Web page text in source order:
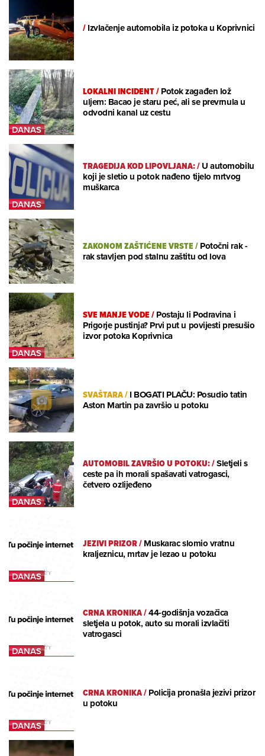
/Izvlačenje automobila iz potoka u Koprivnici
LOKALNI INCIDENT/Potok zagađen lož
uljem: Bacao je staru peć, ali se prevrnula u
odvodni kanal uz cestu
TRAGEDIJA KOD LIPOVLJANA:/U automobilu
koji je sletio u potok nađeno tijelo mrtvog
muškarca
ZAKONOM ZAŠTIĆENE VRSTE/Potočni rak -
rak stavljen pod stalnu zaštitu od lova
SVE MANJE VODE/Postaju li Podravina i
Prigorje pustinja? Prvi put u povijesti presušio
izvor potoka Koprivnica
SVAŠTARA/I BOGATI PLAČU: Posudio tatin
Aston Martin pa završio u potoku
AUTOMOBIL ZAVRŠIO U POTOKU:/Sletjeli s
ceste pa ih morali spašavati vatrogasci,
četvero ozlijeđeno
JEZIVI PRIZOR/Muskarac slomio vratnu
kraljeznicu, mrtav je lezao u potoku
CRNA KRONIKA/44-godišnja vozačica
sletjela u potok, auto su morali izvlačiti
vatrogasci
CRNA KRONIKA/Policija pronašla jezivi prizor
u potoku